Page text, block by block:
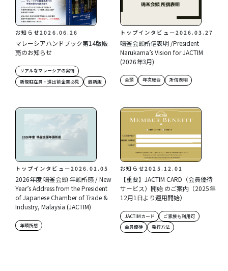
お知らせ2026.06.26
マレーシアハンドブック第14版販
売のお知らせ
リアルなマレーシアの実情
新規駐在員・進出前企業必見
最新版
トップインタビュー2026.03.27
鳴釜会頭所信表明 /President
Narukama’s Vision for JACTIM
(2026年3月)
会頭 年次総会 所信表明
トップインタビュー2026.01.05
2026年度 鳴釜会頭 年頭所感 / New
Year’s Address from the President
of Japanese Chamber of Trade &
Industry, Malaysia (JACTIM)
年頭所感
お知らせ2025.12.01
【重要】JACTIM CARD（会員優待
サービス）開始 のご案内（2025年
12月1日より運用開始）
JACTIMカード
ご家族も利用可
会員優待
発行方法